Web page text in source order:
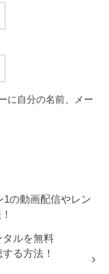
に自分の名前、メー
1の動画配信やレン
タルを無料
る方法！